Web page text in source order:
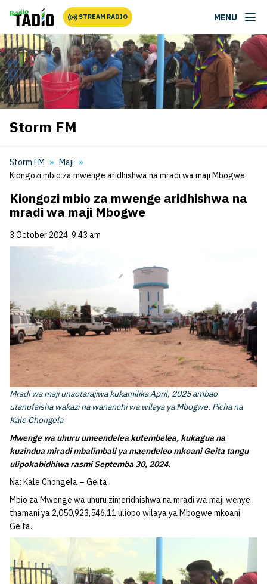
STREAM RADIO MENU
Storm FM
Storm FM
Maji
Kiongozi mbio za mwenge aridhishwa na mradi wa maji Mbogwe
Kiongozi mbio za mwenge aridhishwa na
mradi wa maji Mbogwe
3 October 2024, 9:43 am
Mradi wa maji unaotarajiwa kukamilika April, 2025 ambao
utanufaisha wakazi na wananchi wa wilaya ya Mbogwe. Picha na
Kale Chongela
Mwenge wa uhuru umeendelea kutembelea, kukagua na
kuzindua miradi mbalimbali ya maendeleo mkoani Geita tangu
ulipokabidhiwa rasmi Septemba 30, 2024.
Na: Kale Chongela – Geita
Mbio za Mwenge wa uhuru zimeridhishwa na mradi wa maji wenye
thamani ya 2,050,923,546.11 uliopo wilaya ya Mbogwe mkoani
Geita.